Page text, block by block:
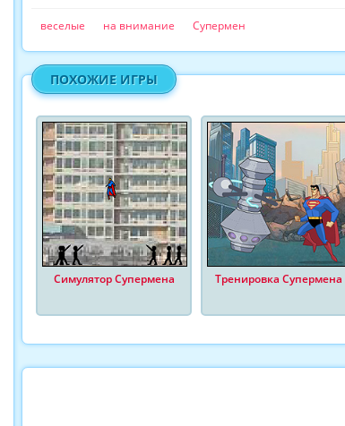
веселые на внимание Супермен
ПОХОЖИЕ ИГРЫ
Симулятор Супермена Тренировка Супермена